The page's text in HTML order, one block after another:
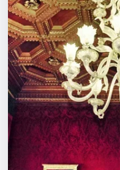
Города
Площадки
Артисты
Рейтинги